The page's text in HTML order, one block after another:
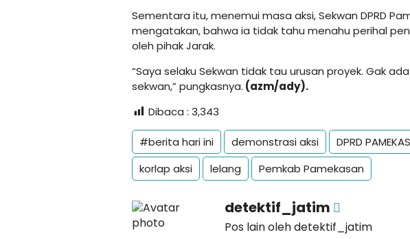
Sementara itu, menemui masa aksi, Sekwan DPRD
mengatakan, bahwa ia tidak tahu menahu perihal
oleh pihak Jarak.
“Saya selaku Sekwan tidak tau urusan proyek. Gak
sekwan,” pungkasnya. (azm/ady).
Dibaca : 3,343
#berita hari ini demonstrasi aksi DPRD
korlap aksi
lelang Pemkab Pamekasan
detektif_jatim
Pos lain oleh detektif_jatim